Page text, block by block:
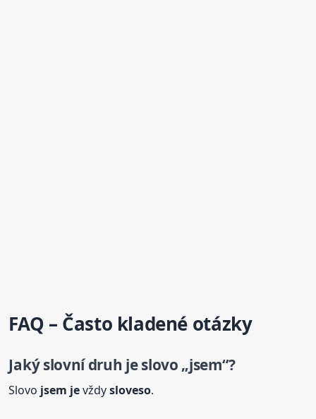
FAQ – Často kladené otázky
Jakýslovnídruh jeslovo „jsem“?
Slovo jsem jevždysloveso.